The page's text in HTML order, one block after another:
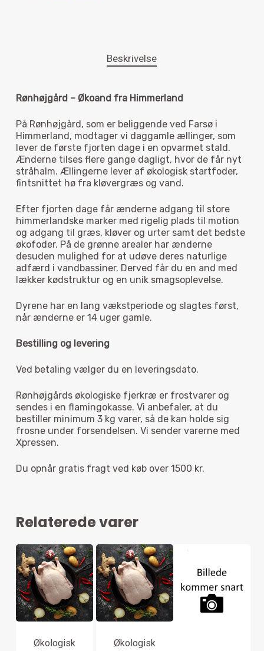
Go To Shop
Beskrivelse
Rønhøjgård – Økoand fra Himmerland
På Rønhøjgård, som er beliggende ved Farsø i
Himmerland, modtager vi daggamle ællinger, som
lever de første fjorten dage i en opvarmet stald.
Ænderne tilses flere gange dagligt, hvor de får nyt
stråhalm. Ællingerne lever af økologisk startfoder,
fintsnittet hø fra kløvergræs og vand.
Efter fjorten dage får ænderne adgang til store
himmerlandske marker med rigelig plads til motion
og adgang til græs, kløver og urter samt det bedste
økofoder. På de grønne arealer har ænderne
desuden mulighed for at udøve deres naturlige
adfærd i vandbassiner. Derved får du en and med
lækker kødstruktur og en unik smagsoplevelse.
Dyrene har en lang vækstperiode og slagtes først,
når ænderne er 14 uger gamle.
Bestilling og levering
Ved betaling vælger du en leveringsdato.
Rønhøjgårds økologiske fjerkræ er frostvarer og
sendes i en flamingokasse. Vi anbefaler, at du
bestiller minimum 3 kg varer, så de kan holde sig
frosne under forsendelsen. Vi sender varerne med
Xpressen.
Du opnår gratis fragt ved køb over 1500 kr.
Relaterede varer
Økologisk
Økologisk